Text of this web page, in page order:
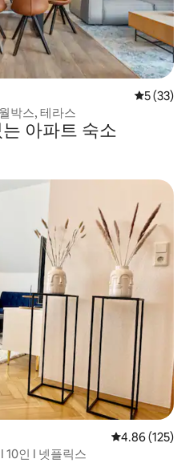
평점 5점
5 (33)
박스, 테라스
아파트 숙소
평점 4.86점(5
4.86 (125)
10인 I 넷플릭스